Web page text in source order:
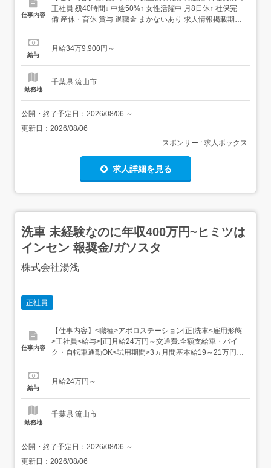
仕事内容
正社員 残40時間↓ 中途50%↑ 女性活躍中 月8日休↑ 社保完
備 産休・育休 賞与 退職金 まかないあり 求人情報掲載期
間:2026/08/06～2026/09/03 求人情報 店舗の特徴 賞与最大
の森南1-5-1 流山おおたかの森S・...
給与
月給34万9,900円～
勤務地
千葉県 流山市
公開・終了予定日： 2026/08/06 ～
更新日： 2026/08/06
スポンサー : 求人ボックス
求人詳細を見る
洗車 未経験なのに年収400万円~ヒミツは
インセン 報奨金/ガソスタ
株式会社湯浅
正社員
仕事内容
【仕事内容】<職種>アポロステーション[正]洗車<雇用形態
>正社員<給与>[正]月給24万円～交通費:全額支給車・バイ
ク・自転車通勤OK<試用期間>3ヵ月間基本給19～21万円
+残業代+交通費 期間の短縮/延長あり 乙4種・整備士2級以
あり(6月・12月)インセンティブあり オプションや車の販...
給与
月給24万円～
勤務地
千葉県 流山市
公開・終了予定日： 2026/08/06 ～
更新日： 2026/08/06